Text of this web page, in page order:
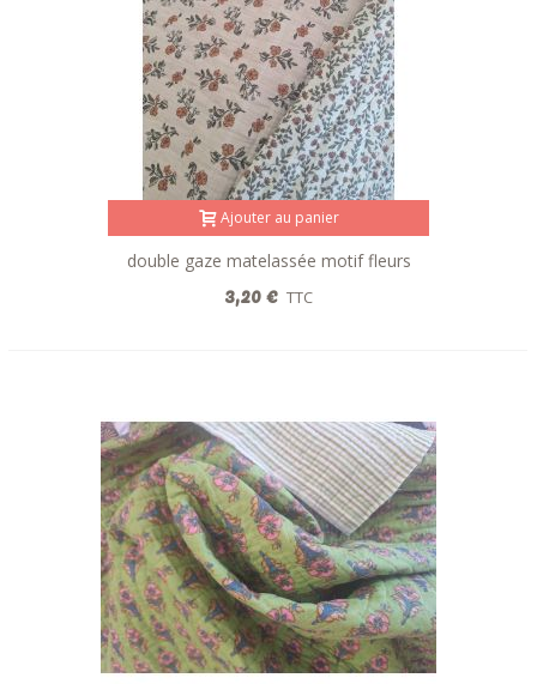
Ajouter au panier
double gaze matelassée motif fleurs
réversible écru-rose
3,20 € TTC